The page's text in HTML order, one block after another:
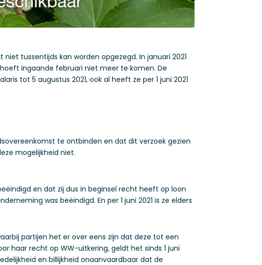
tussentijds kan worden opgezegd. In januari 2021
ingaande februari niet meer te komen. De
tot 5 augustus 2021, ook al heeft ze per 1 juni 2021
te ontbinden en dat dit verzoek gezien
mogelijkheid niet.
en dat zij dus in beginsel recht heeft op loon
was beëindigd. En per 1 juni 2021 is ze elders
partijen het er over eens zijn dat deze tot een
haar recht op WW-uitkering, geldt het sinds 1 juni
en billijkheid onaanvaardbaar dat de